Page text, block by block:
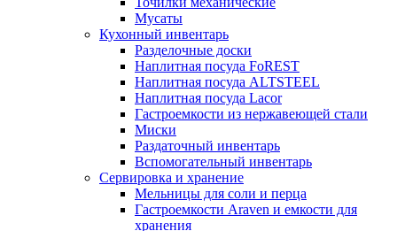
Мусаты
Кухонный инвентарь
Разделочные доски
Наплитная посуда FoREST
Наплитная посуда ALTSTEEL
Наплитная посуда Lacor
Гастроемкости из нержавеющей стали
Миски
Раздаточный инвентарь
Вспомогательный инвентарь
Сервировка и хранение
Мельницы для соли и перца
Гастроемкости Araven и емкости для
хранения